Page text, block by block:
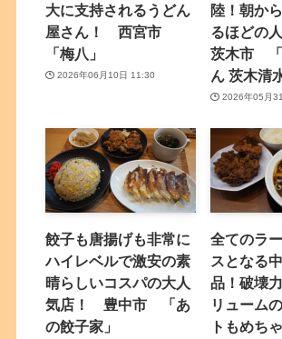
大に支持されるうどん
屋さん！ 西宮市
「梅八」
2026年06月10日 11:30
陸！朝か
るほどの
茨木市 「
ん 茨木清
2026年05月
餃子も唐揚げも非常に
ハイレベルで激安の素
晴らしいコスパの大人
気店！ 豊中市 「あ
の餃子家」
全てのラ
スとなる
品！破壊
リューム
トもめち